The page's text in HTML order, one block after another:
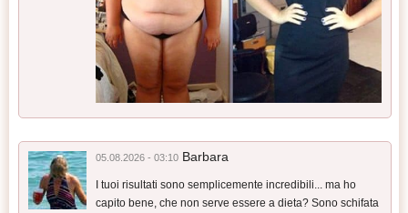
05.08.2026 - 03:10 Barbara
I tuoi risultati sono semplicemente incredibili... ma ho
capito bene, che non serve essere a dieta? Sono schifata